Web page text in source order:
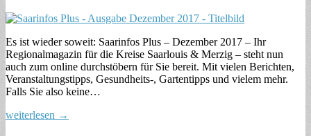
Es ist wieder soweit: Saarinfos Plus – Dezember 2017 – Ihr
Regionalmagazin für die Kreise Saarlouis & Merzig – steht nun
auch zum online durchstöbern für Sie bereit. Mit vielen Berichten,
Veranstaltungstipps, Gesundheits-, Gartentipps und vielem mehr.
Falls Sie also keine…
weiterlesen →